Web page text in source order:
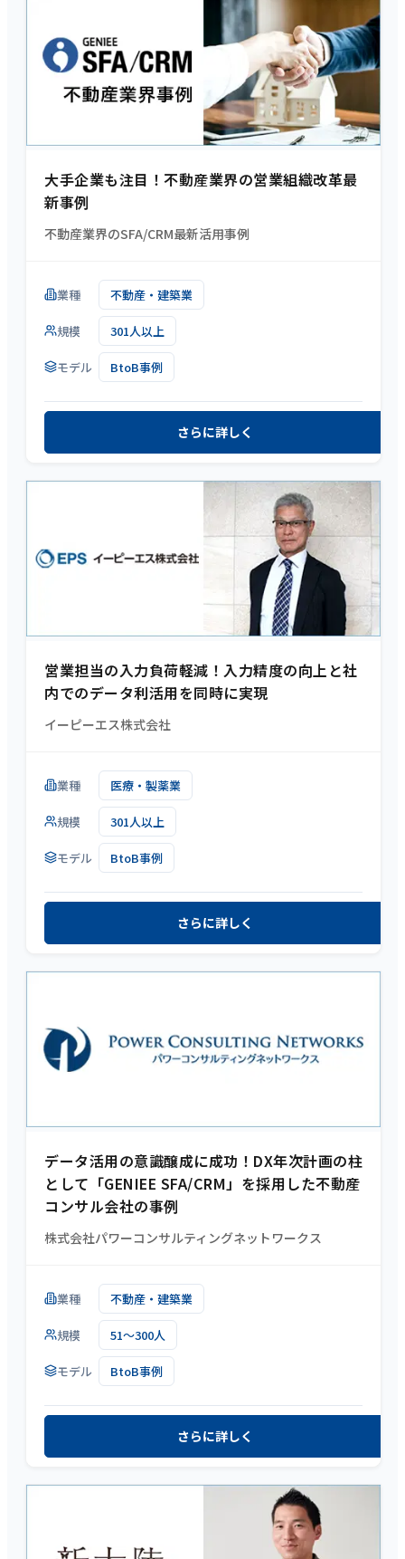
大手企業も注目！不動産業界の営業組織改革最
新事例
不動産業界のSFA/CRM最新活用事例
業種 不動産・建築業
規模 301人以上
モデル BtoB事例
さらに詳しく
営業担当の入力負荷軽減！入力精度の向上と社
内でのデータ利活用を同時に実現
イーピーエス株式会社
業種 医療・製薬業
規模 301人以上
モデル BtoB事例
さらに詳しく
データ活用の意識醸成に成功！DX年次計画の柱
として「GENIEE SFA/CRM」を採用した不動産
コンサル会社の事例
株式会社パワーコンサルティングネットワークス
業種 不動産・建築業
規模 51～300人
モデル BtoB事例
さらに詳しく